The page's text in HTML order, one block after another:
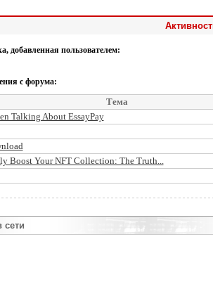
добавленная пользователем:
с форума:
Тема
Talking About EssayPay
Boost Your NFT Collection: The Truth...
сети